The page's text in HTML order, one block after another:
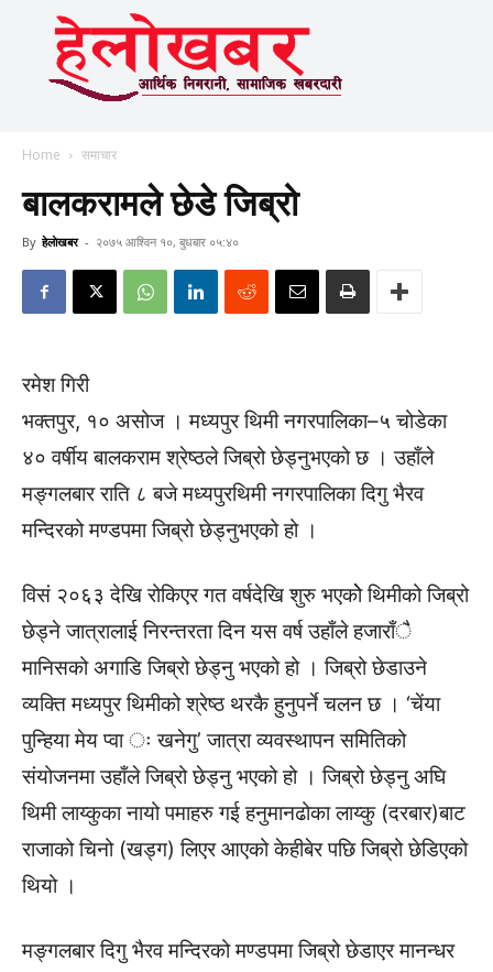
Home समाचार
बालकरामले छेडे जिब्रो
By हेलाेखबर - २०७५ आश्विन १०, बुधबार ०५:४०
रमेश गिरी
भक्तपुर, १० असोज । मध्यपुर थिमी नगरपालिका–५ चोडेका
४० वर्षीय बालकराम श्रेष्ठले जिब्रो छेड्नुभएको छ । उहाँले
मङ्गलबार राति ८ बजे मध्यपुरथिमी नगरपालिका दिगु भैरव
मन्दिरको मण्डपमा जिब्रो छेड्नुभएको हो ।
विसं २०६३ देखि रोकिएर गत वर्षदेखि शुरु भएकोे थिमीको जिब्रो
छेड्ने जात्रालाई निरन्तरता दिन यस वर्ष उहाँले हजाराँै
मानिसको अगाडि जिब्रो छेड्नु भएको हो । जिब्रो छेडाउने
व्यक्ति मध्यपुर थिमीको श्रेष्ठ थरकै हुनुपर्ने चलन छ । ‘चेंया
पुन्हिया मेय प्वा ः खनेगु’ जात्रा व्यवस्थापन समितिको
संयोजनमा उहाँले जिब्रो छेड्नु भएको हो । जिब्रो छेड्नु अघि
थिमी लाय्कुका नायो पमाहरु गई हनुमानढोका लाय्कु (दरबार)बाट
राजाको चिनो (खड्ग) लिएर आएको केहीबेर पछि जिब्रो छेडिएको
थियो ।
मङ्गलबार दिगु भैरव मन्दिरको मण्डपमा जिब्रो छेडाएर मानन्धर